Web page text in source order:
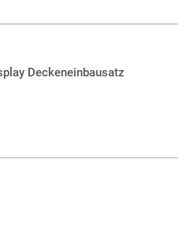
Deckeneinbausatz